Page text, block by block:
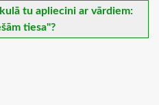
tu apliecini ar vārdiem:
tiesa"?